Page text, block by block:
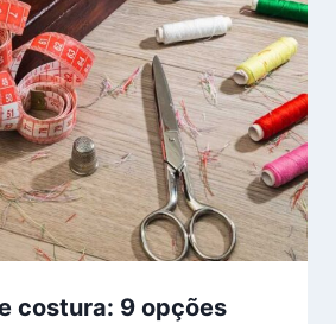
costura: 9 opções